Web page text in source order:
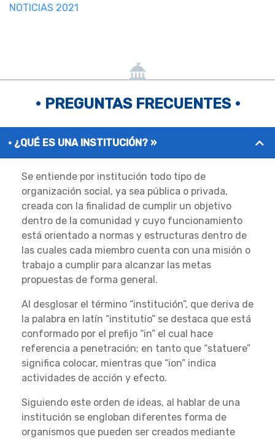
NOTICIAS 2021
• PREGUNTAS FRECUENTES •
¿QUÉ ES UNA INSTITUCIÓN? »
Se entiende por institución todo tipo de
organización social, ya sea pública o privada,
creada con la finalidad de cumplir un objetivo
dentro de la comunidad y cuyo funcionamiento
está orientado a normas y estructuras dentro de
las cuales cada miembro cuenta con una misión o
trabajo a cumplir para alcanzar las metas
propuestas de forma general.
Al desglosar el término “institución”, que deriva de
la palabra en latín “institutio” se destaca que está
conformado por el prefijo “in” el cual hace
referencia a penetración; en tanto que “statuere”
significa colocar, mientras que “ion” indica
actividades de acción y efecto.
Siguiendo este orden de ideas, al hablar de una
institución se engloban diferentes forma de
organismos que pueden ser creados mediante